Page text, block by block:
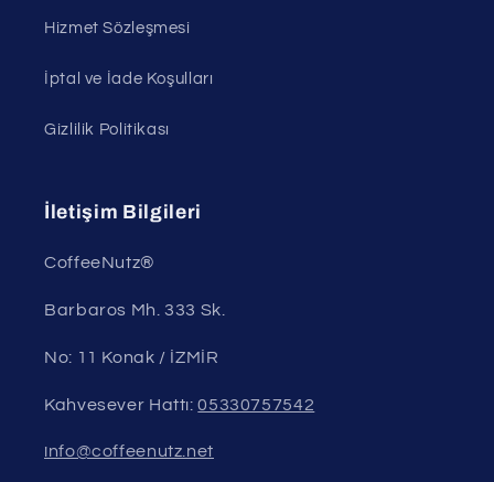
Hizmet Sözleşmesi
İptal ve İade Koşulları
Gizlilik Politikası
İletişim Bilgileri
CoffeeNutz®
Barbaros Mh. 333 Sk.
No: 11 Konak / İZMİR
Kahvesever Hattı:05330757542
info@coffeenutz.net